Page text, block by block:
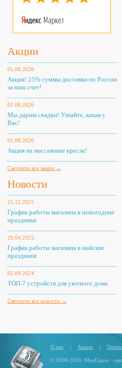
Акции
01.08.2026
Акция! 25% суммы доставки по России
за наш счет!
01.08.2026
Мы дарим скидки! Узнайте, какая у
Вас!
01.08.2026
Акция на массажные кресла!
Смотреть все акции →
Новости
25.12.2025
График работы магазина в новогодние
праздники
29.04.2025
График работы магазина в майские
праздники
02.09.2024
ТОП-7 устройств для уютного дома
Смотреть все новости →
О нас | Акции |
© 2006-2026. МедСпрос -